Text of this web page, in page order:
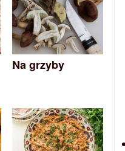
Na grzyby